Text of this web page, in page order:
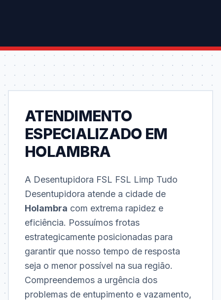
ATENDIMENTO
ESPECIALIZADO EM
HOLAMBRA
A Desentupidora FSL FSL Limp Tudo
Desentupidora atende a cidade de
Holambra com extrema rapidez e
eficiência. Possuímos frotas
estrategicamente posicionadas para
garantir que nosso tempo de resposta
seja o menor possível na sua região.
Compreendemos a urgência dos
problemas de entupimento e vazamento,